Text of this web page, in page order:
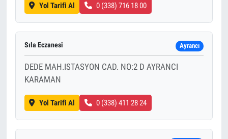
Yol Tarifi Al 0 (338) 716 18 00
Sıla Eczanesi Ayrancı
DEDE MAH.ISTASYON CAD. NO:2 D AYRANCI
KARAMAN
Yol Tarifi Al 0 (338) 411 28 24